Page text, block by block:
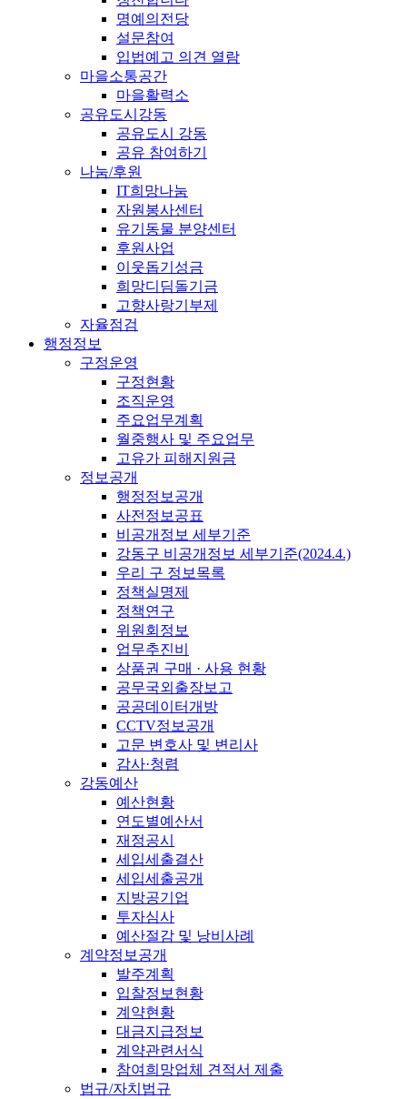
명예의전당
설문참여
입법예고 의견 열람
마을소통공간
마을활력소
공유도시강동
공유도시 강동
공유 참여하기
나눔/후원
IT희망나눔
자원봉사센터
유기동물 분양센터
후원사업
이웃돕기성금
희망디딤돌기금
고향사랑기부제
자율점검
행정정보
구정운영
구정현황
조직운영
주요업무계획
월중행사 및 주요업무
고유가 피해지원금
정보공개
행정정보공개
사전정보공표
비공개정보 세부기준
강동구 비공개정보 세부기준(2024.4.)
우리 구 정보목록
정책실명제
정책연구
위원회정보
업무추진비
상품권 구매 · 사용 현황
공무국외출장보고
공공데이터개방
CCTV정보공개
고문 변호사 및 변리사
감사·청렴
강동예산
예산현황
연도별예산서
재정공시
세입세출결산
세입세출공개
지방공기업
투자심사
예산절감 및 낭비사례
계약정보공개
발주계획
입찰정보현황
계약현황
대금지급정보
계약관련서식
참여희망업체 견적서 제출
법규/자치법규